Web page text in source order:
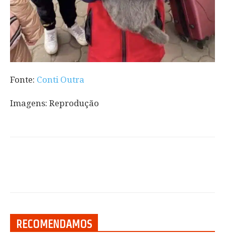
Fonte: Conti Outra
Imagens: Reprodução
RECOMENDAMOS